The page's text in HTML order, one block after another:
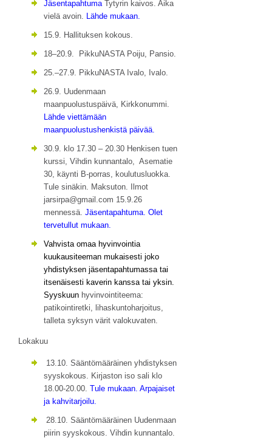
Jäsentapahtuma Tytyrin kaivos. Aika
vielä avoin. Lähde mukaan.
15.9. Hallituksen kokous.
18–20.9. PikkuNASTA Poiju, Pansio.
25.–27.9. PikkuNASTA Ivalo, Ivalo.
26.9. Uudenmaan
maanpuolustuspäivä, Kirkkonummi.
Lähde viettämään
maanpuolustushenkistä päivää.
30.9. klo 17.30 – 20.30 Henkisen tuen
kurssi, Vihdin kunnantalo, Asematie
30, käynti B-porras, koulutusluokka.
Tule sinäkin. Maksuton. Ilmot
jarsirpa@gmail.com 15.9.26
mennessä. Jäsentapahtuma. Olet
tervetullut mukaan.
Vahvista omaa hyvinvointia
kuukausiteeman mukaisesti joko
yhdistyksen jäsentapahtumassa tai
itsenäisesti kaverin kanssa tai yksin.
Syyskuun hyvinvointiteema:
patikointiretki, lihaskuntoharjoitus,
talleta syksyn värit valokuvaten.
Lokakuu
13.10. Sääntömääräinen yhdistyksen
syyskokous. Kirjaston iso sali klo
18.00-20.00. Tule mukaan. Arpajaiset
ja kahvitarjoilu.
28.10. Sääntömääräinen Uudenmaan
piirin syyskokous. Vihdin kunnantalo.